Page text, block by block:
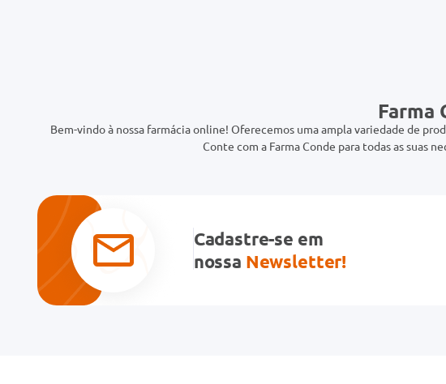
Farma
Bem-vindo à nossa farmácia online! Oferecemos uma ampla variedade de
Conte com a Farma Conde para todas as suas
Cadastre-se em
nossa Newsletter!